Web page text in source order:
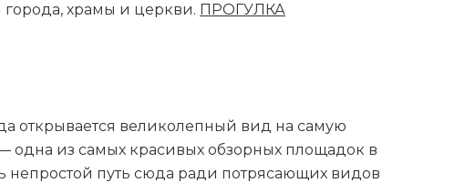
храмы и церкви. ПРОГУЛКА
открывается великолепный вид на самую
одна из самых красивых обзорных площадок в
непростой путь сюда ради потрясающих видов